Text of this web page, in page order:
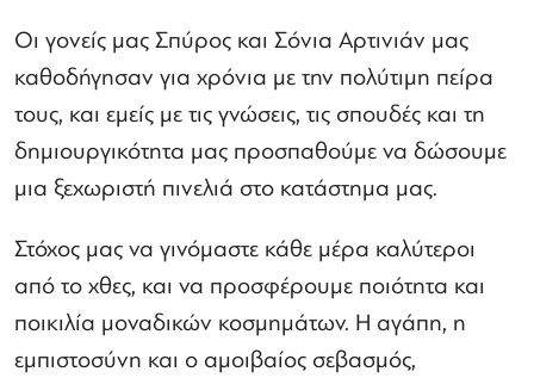
Οι γονείς μας Σπύρος και Σόνια Αρτινιάν μας
καθοδήγησαν για χρόνια με την πολύτιμη πείρα
τους, και εμείς με τις γνώσεις, τις σπουδές και τη
δημιουργικότητα μας προσπαθούμε να δώσουμε
μια ξεχωριστή πινελιά στο κατάστημα μας.
Στόχος μας να γινόμαστε κάθε μέρα καλύτεροι
από το χθες, και να προσφέρουμε ποιότητα και
ποικιλία μοναδικών κοσμημάτων. Η αγάπη, η
εμπιστοσύνη και ο αμοιβαίος σεβασμός,